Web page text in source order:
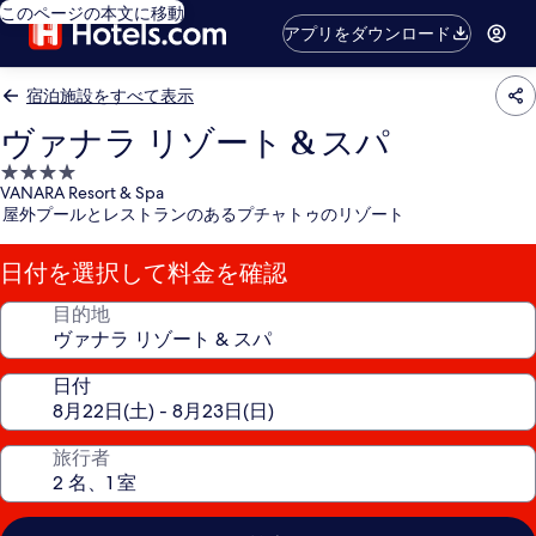
このページの本文に移動
アプリをダウンロード
宿泊施設をすべて表示
ヴァナラ リゾート & スパ
4.0
つ
星
宿
泊
施
VANARA Resort & Spa
屋外プールとレストランのあるプチャトゥのリゾート
日付を選択して料金を確認
目的地
日付
旅行者